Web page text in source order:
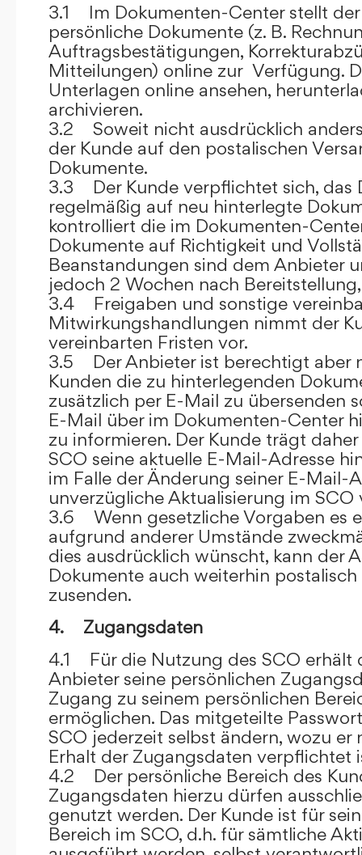
3.1 Im Dokumenten-Center stellt
persönliche Dokumente (z. B.
Auftragsbestätigungen,
Mitteilungen) online zur Verfügung.
Unterlagen online ansehen,
archivieren.
3.2 Soweit nicht ausdrücklich
der Kunde auf den postalischen
Dokumente.
3.3 Der Kunde verpflichtet sich, das
regelmäßig auf neu hinterlegte
kontrolliert die im Dokumenten-
Dokumente auf Richtigkeit und
Beanstandungen sind dem Anbieter
jedoch 2 Wochen nach
3.4 Freigaben und sonstige
Mitwirkungshandlungen nimmt der
vereinbarten Fristen vor.
3.5 Der Anbieter ist berechtigt aber
Kunden die zu hinterlegenden
zusätzlich per E-Mail zu übersenden
E-Mail über im Dokumenten-Center
zu informieren. Der Kunde trägt
SCO seine aktuelle E-Mail-Adresse
im Falle der Änderung seiner E-Mail-
unverzügliche Aktualisierung im SCO
3.6 Wenn gesetzliche Vorgaben es
aufgrund anderer Umstände
dies ausdrücklich wünscht, kann der
Dokumente auch weiterhin
zusenden.
4. Zugangsdaten
4.1 Für die Nutzung des SCO erhält
Anbieter seine persönlichen
Zugang zu seinem persönlichen
ermöglichen. Das mitgeteilte
SCO jederzeit selbst ändern, wozu er
Erhalt der Zugangsdaten verpflichtet
4.2 Der persönliche Bereich des
Zugangsdaten hierzu dürfen
genutzt werden. Der Kunde ist für
Bereich im SCO, d.h. für sämtliche